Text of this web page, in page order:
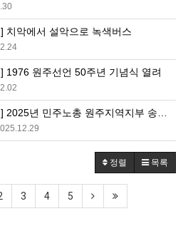
치악에서 설악으로 녹색버스
1976 원주선언 50주년 기념식 열려
년 민주노총 원주지역지부 송년회
정렬 목록
3 4 5